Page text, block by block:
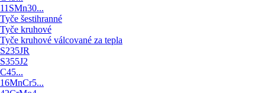
11SMn30...
Tyče šestihranné
Tyče kruhové
Tyče kruhové válcované za tepla
S235JR
S355J2
C45...
16MnCr5...